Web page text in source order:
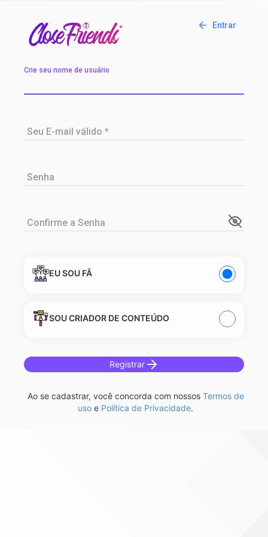
Entrar
Crie seu nome de usuário
Seu E-mail válido *
Senha
Confirme a Senha
EU SOU FÃ
SOU CRIADOR DE CONTEÚDO
Registrar
Ao se cadastrar, você concorda com nossos Termos de
uso e Política de Privacidade.